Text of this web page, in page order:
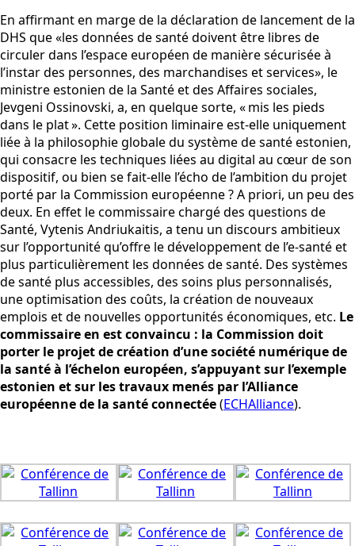
En affirmant en marge de la déclaration de lancement de la
DHS que «les données de santé doivent être libres de
circuler dans l’espace européen de manière sécurisée à
l’instar des personnes, des marchandises et services», le
ministre estonien de la Santé et des Affaires sociales,
Jevgeni Ossinovski, a, en quelque sorte, « mis les pieds
dans le plat ». Cette position liminaire est-elle uniquement
liée à la philosophie globale du système de santé estonien,
qui consacre les techniques liées au digital au cœur de son
dispositif, ou bien se fait-elle l’écho de l’ambition du projet
porté par la Commission européenne ? A priori, un peu des
deux. En effet le commissaire chargé des questions de
Santé, Vytenis Andriukaitis, a tenu un discours ambitieux
sur l’opportunité qu’offre le développement de l’e-santé et
plus particulièrement les données de santé. Des systèmes
de santé plus accessibles, des soins plus personnalisés,
une optimisation des coûts, la création de nouveaux
emplois et de nouvelles opportunités économiques, etc. Le
commissaire en est convaincu : la Commission doit
porter le projet de création d’une société numérique de
la santé à l’échelon européen, s’appuyant sur l’exemple
estonien et sur les travaux menés par l’Alliance
européenne de la santé connectée(ECHAlliance).